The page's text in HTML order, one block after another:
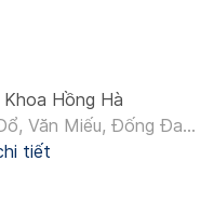
Hồng Hà
Văn Miếu, Đống Đa...
tiết